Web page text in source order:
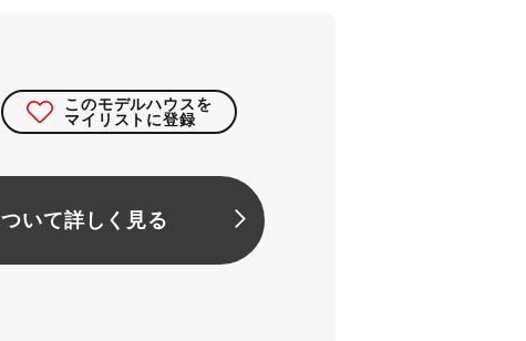
このモデルハウスを
マイリストに登録
いて詳しく見る